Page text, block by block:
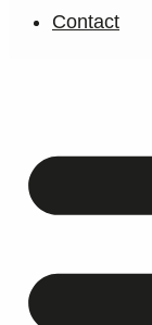
Contact